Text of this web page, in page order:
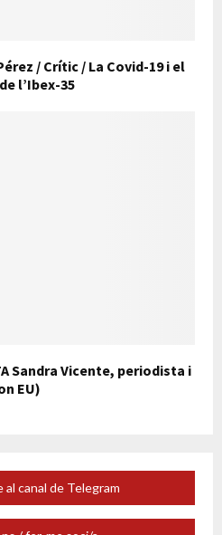
/ Crític / La Covid-19 i el
l’Ibex-35
Sandra Vicente, periodista i
EU)
canal de Telegram